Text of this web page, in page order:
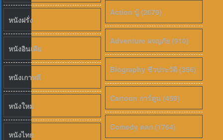
หนังฝรั่ง
หนังอินเดีย
หนังเกาหลี
หนังใหม่
หนังไทย
6.5
Action บู้ (2679)
Adventure ผจญภัย (910)
Biography ชีวประวัติ (356)
Cartoon การ์ตูน (459)
Comedy ตลก (1764)